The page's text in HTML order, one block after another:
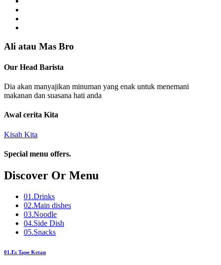
Ali atau Mas Bro
Our Head Barista
Dia akan manyajikan minuman yang enak untuk menemani
makanan dan suasana hati anda
Awal cerita Kita
Kisah Kita
Special menu offers.
Discover Or Menu
01.Drinks
02.Main dishes
03.Noodle
04.Side Dish
05.Snacks
01.Es Tape Ketan